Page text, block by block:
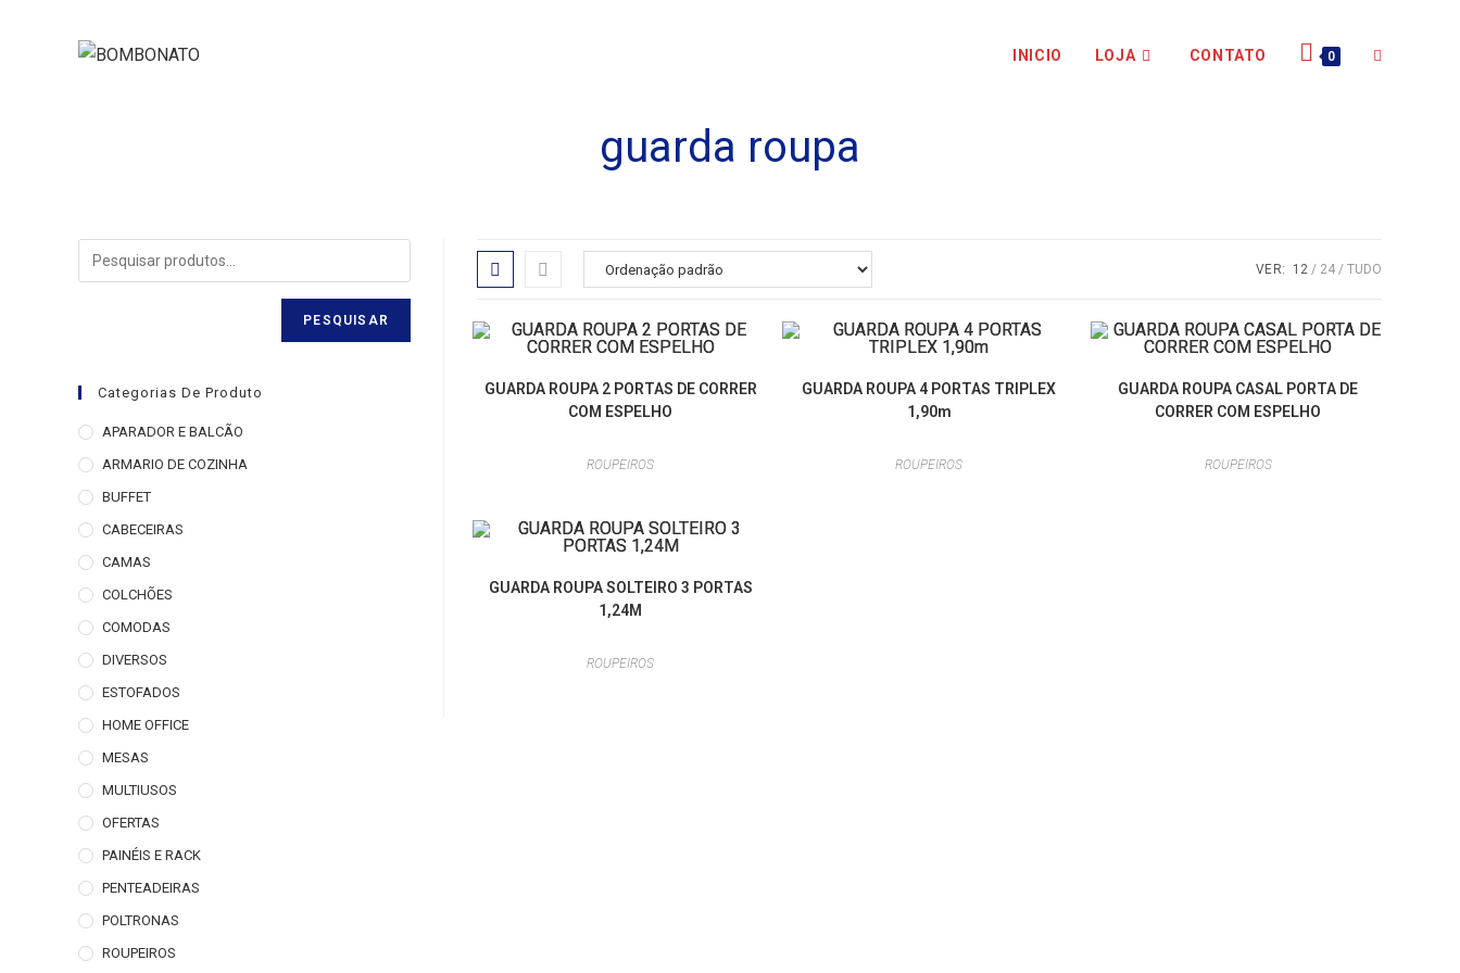
INICIO LOJA CONTATO 0
guarda roupa
VER: 12 24 TUDO
GUARDA ROUPA 2 PORTAS DE CORRER
COM ESPELHO
ROUPEIROS
GUARDA ROUPA 4 PORTAS TRIPLEX
1,90m
ROUPEIROS
GUARDA ROUPA CASAL PORTA DE
CORRER COM ESPELHO
ROUPEIROS
GUARDA ROUPA SOLTEIRO 3 PORTAS
1,24M
ROUPEIROS
PESQUISAR
Categorias De Produto
APARADOR E BALCÃO
ARMARIO DE COZINHA
BUFFET
CABECEIRAS
CAMAS
COLCHÕES
COMODAS
DIVERSOS
ESTOFADOS
HOME OFFICE
MESAS
MULTIUSOS
OFERTAS
PAINÉIS E RACK
PENTEADEIRAS
POLTRONAS
ROUPEIROS